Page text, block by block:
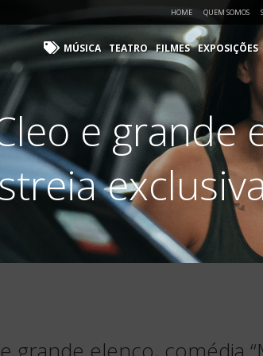
HOME QUEM SOMOS
MÚSICA TEATRO FILMES EXPOSIÇÕES
e grande
grande elenco, comédia